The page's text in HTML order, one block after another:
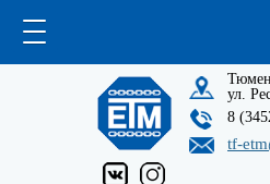
ул.
8
tf-